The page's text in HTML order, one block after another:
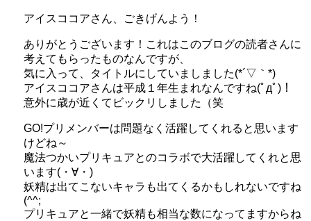
アイスココアさん、ごきげんよう！
ありがとうございます！これはこのブログの読者さんに
考えてもらったものなんですが、
気に入って、タイトルにしていましました(*´▽｀*)
アイスココアさんは平成１年生まれなんですね(ﾟдﾟ)！
意外に歳が近くてビックリしました（笑
GO!プリメンバーは問題なく活躍してくれると思います
けどね～
魔法つかいプリキュアとのコラボで大活躍してくれと思
います(・∀・)
妖精は出てこないキャラも出てくるかもしれないですね
(^^;
プリキュアと一緒で妖精も相当な数になってますからね